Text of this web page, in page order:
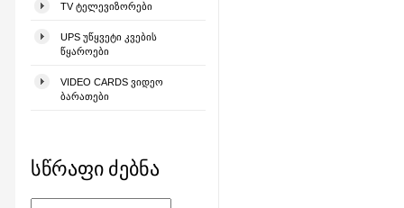
TV ᲢᲔᲚᲔᲕᲘᲖᲝᲠᲔᲑᲘ
UPS ᲣᲬᲧᲕᲔᲢᲘ ᲙᲕᲔᲑᲘᲡ
ᲬᲧᲐᲠᲝᲔᲑᲘ
VIDEO CARDS ᲕᲘᲓᲔᲝ
ᲑᲐᲠᲐᲗᲔᲑᲘ
სწრაფი ძებნა